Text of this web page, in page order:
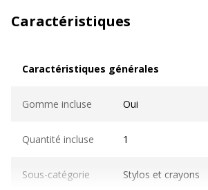
Caractéristiques
Caractéristiques générales
Gomme incluse Oui
Quantité incluse 1
Sous-catégorie Stylos et crayons